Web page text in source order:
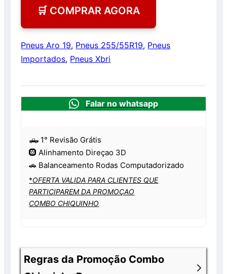
🛒 COMPRAR AGORA
Pneus Aro 19, Pneus 255/55R19, Pneus
Importados, Pneus Xbri
Falar no whatsapp
🛻 1° Revisão Grátis
🛞 Alinhamento Direçao 3D
🚗 Balanceamento Rodas Computadorizado
*OFERTA VALIDA PARA CLIENTES QUE
PARTICIPAREM DA PROMOÇAO
COMBO CHIQUINHO
Regras da Promoção Combo